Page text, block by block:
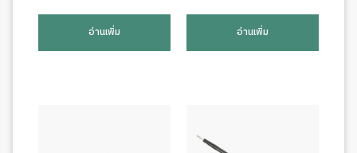
อ่านเพิ่ม อ่านเพิ่ม